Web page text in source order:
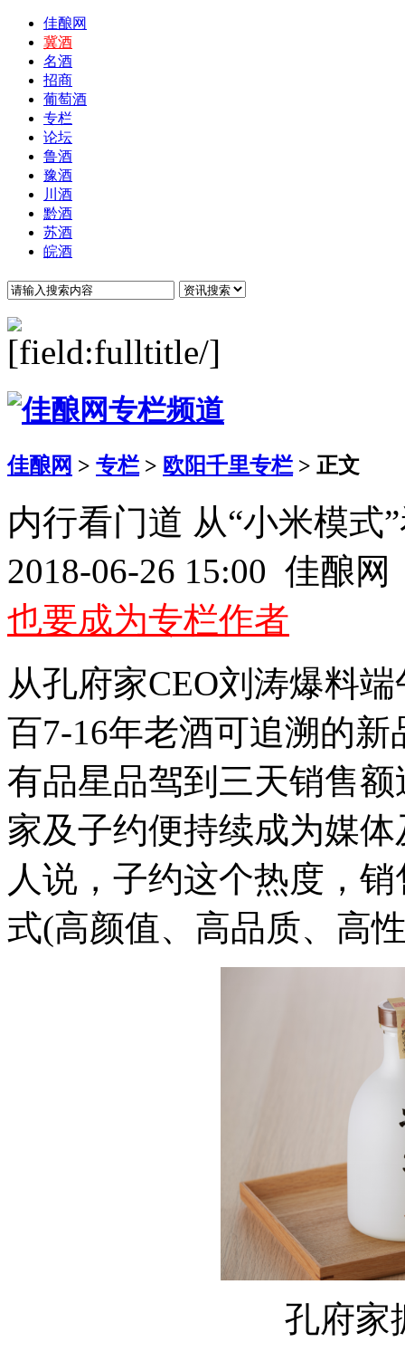
佳酿网
冀酒
名酒
招商
葡萄酒
专栏
论坛
鲁酒
豫酒
川酒
黔酒
苏酒
皖酒
佳酿网 > 专栏 > 欧阳千里专栏 > 正文
内行看门道 从“小米模式
2018-06-26 15:00 佳酿
也要成为专栏作者
从孔府家CEO刘涛爆料
百7-16年老酒可追溯的
有品星品驾到三天销售
家及子约便持续成为媒
人说，子约这个热度，
式(高颜值、高品质、高
孔府家